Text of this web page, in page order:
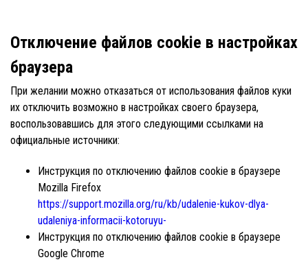
Отключение файлов cookie в настройках
браузера
При желании можно отказаться от использования файлов куки
их отключить возможно в настройках своего браузера,
воспользовавшись для этого следующими ссылками на
официальные источники:
Инструкция по отключению файлов cookie в браузере
Mozilla Firefox
https://support.mozilla.org/ru/kb/udalenie-kukov-dlya-
udaleniya-informacii-kotoruyu-
Инструкция по отключению файлов cookie в браузере
Google Chrome